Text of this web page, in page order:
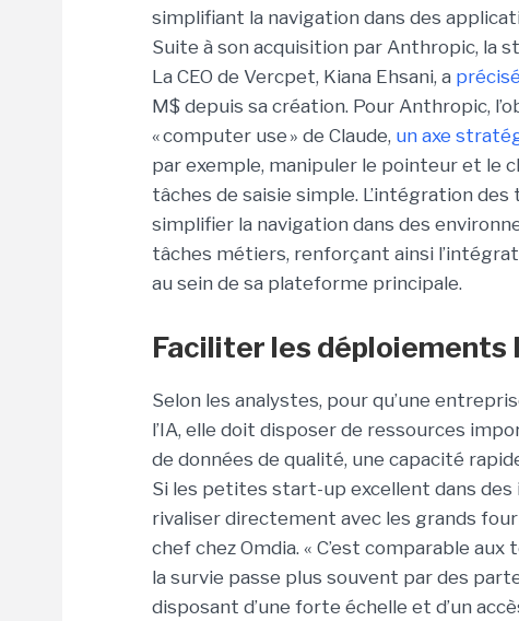
simplifiant la navigation dans des
Suite à son acquisition par Anthropic, la
La CEO de Vercpet, Kiana Ehsani, a
M$ depuis sa création. Pour Anthropic,
« computer use » de Claude, un axe
par exemple, manipuler le pointeur et le
tâches de saisie simple. L’intégration
simplifier la navigation dans des
tâches métiers, renforçant ainsi
au sein de sa plateforme principale.
Faciliter les déploiements
Selon les analystes, pour qu’une
l’IA, elle doit disposer de ressources
de données de qualité, une capacité
Si les petites start-up excellent dans
rivaliser directement avec les grands
chef chez Omdia. « C’est comparable
la survie passe plus souvent par des
disposant d’une forte échelle et d’un